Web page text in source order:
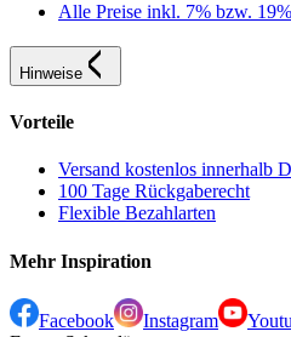
Alle Preise inkl. 7% bzw.
Hinweise
Vorteile
Versand kostenlos innerhalb
100 Tage Rückgaberecht
Flexible Bezahlarten
Mehr Inspiration
Facebook Instagram